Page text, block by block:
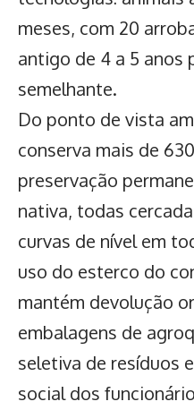
meses, com 20
antigo de 4 a 5 anos
semelhante.
Do ponto de vista
conserva mais de
preservação
nativa, todas
curvas de nível em
uso do esterco do
mantém devolução
embalagens de
seletiva de resíduos
social dos